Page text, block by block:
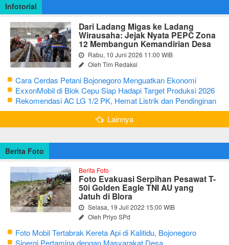
Infotorial
Dari Ladang Migas ke Ladang
Wirausaha: Jejak Nyata PEPC Zona
12 Membangun Kemandirian Desa
Rabu, 10 Juni 2026 11:00 WIB
Oleh Tim Redaksi
Cara Cerdas Petani Bojonegoro Menguatkan Ekonomi
Keluarga
ExxonMobil di Blok Cepu Siap Hadapi Target Produksi 2026
Rekomendasi AC LG 1/2 PK, Hemat Listrik dan Pendinginan
Maksimal
Lainnya
Berita Foto
Berita Foto
Foto Evakuasi Serpihan Pesawat T-
50i Golden Eagle TNI AU yang
Jatuh di Blora
Selasa, 19 Juli 2022 15:00 WIB
Oleh Priyo SPd
Foto Mobil Tertabrak Kereta Api di Kalitidu, Bojonegoro
Sinergi Pertamina dengan Masyarakat Desa